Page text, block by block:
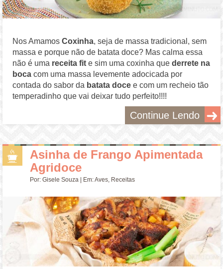
Nos AmamosCoxinha, seja de massa tradicional, sem
massa e porque não de batata doce? Mas calma essa
não é uma receita fit e sim uma coxinha que derrete na
boca com uma massa levemente adocicada por
contada do sabor da batata doce e com um recheio tão
temperadinho que vai deixar tudo perfeito!!!!
Continue Lendo
Asinha de Frango Apimentada
Agridoce
Por:Gisele Souza | Em:Aves Receitas